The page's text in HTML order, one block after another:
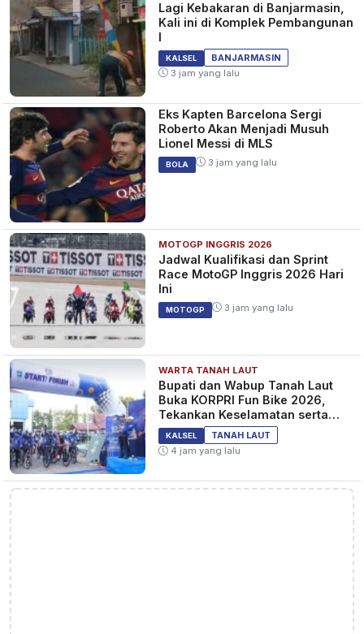
Lagi Kebakaran di Banjarmasin,
Kali ini di Komplek Pembangunan
I
KALSEL
BANJARMASIN
3 jam yang lalu
Eks Kapten Barcelona Sergi
Roberto Akan Menjadi Musuh
Lionel Messi di MLS
BOLA 3 jam yang lalu
MOTOGP INGGRIS 2026
Jadwal Kualifikasi dan Sprint
Race MotoGP Inggris 2026 Hari
Ini
MOTOGP 3 jam yang lalu
WARTA TANAH LAUT
Bupati dan Wabup Tanah Laut
Buka KORPRI Fun Bike 2026,
Tekankan Keselamatan serta
Kebersamaan
KALSEL
TANAH LAUT
4 jam yang lalu